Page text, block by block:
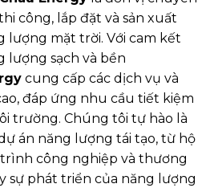
công, lắp đặt và sản xuất
lượng mặt trời. Với cam kết
lượng sạch và bền
cung cấp các dịch vụ và
đáp ứng nhu cầu tiết kiệm
trường. Chúng tôi tự hào là
án năng lượng tái tạo, từ hộ
công nghiệp và thương
sự phát triển của năng lượng